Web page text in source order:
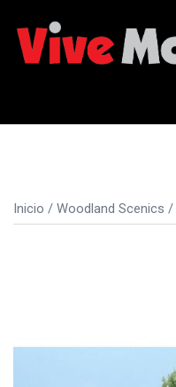
contenido
Inicio / Woodland Scenics /